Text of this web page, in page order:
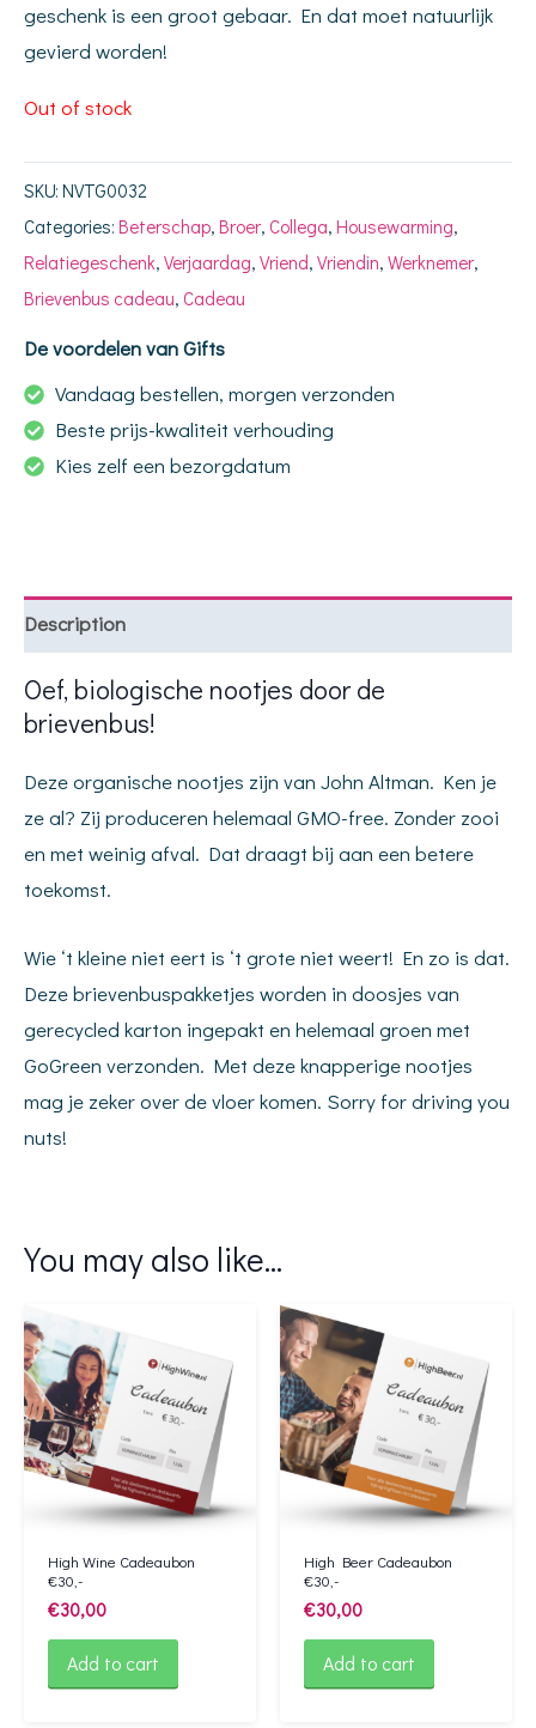
geschenk is een groot gebaar. En dat moet natuurlijk
gevierd worden!
Out of stock
SKU: NVTG0032
Categories: Beterschap, Broer, Collega, Housewarming,
Relatiegeschenk, Verjaardag, Vriend, Vriendin, Werknemer,
Brievenbus cadeau, Cadeau
De voordelen van Gifts
Vandaag bestellen, morgen verzonden
Beste prijs-kwaliteit verhouding
Kies zelf een bezorgdatum
Description
Oef, biologische nootjes door de
brievenbus!
Deze organische nootjes zijn van John Altman. Ken je
ze al? Zij produceren helemaal GMO-free. Zonder zooi
en met weinig afval. Dat draagt bij aan een betere
toekomst.
Wie ‘t kleine niet eert is ‘t grote niet weert! En zo is dat.
Deze brievenbuspakketjes worden in doosjes van
gerecycled karton ingepakt en helemaal groen met
GoGreen verzonden. Met deze knapperige nootjes
mag je zeker over de vloer komen. Sorry for driving you
nuts!
You may also like…
High Wine Cadeaubon
€30,-
€30,00
Add to cart
High Beer Cadeaubon
€30,-
€30,00
Add to cart